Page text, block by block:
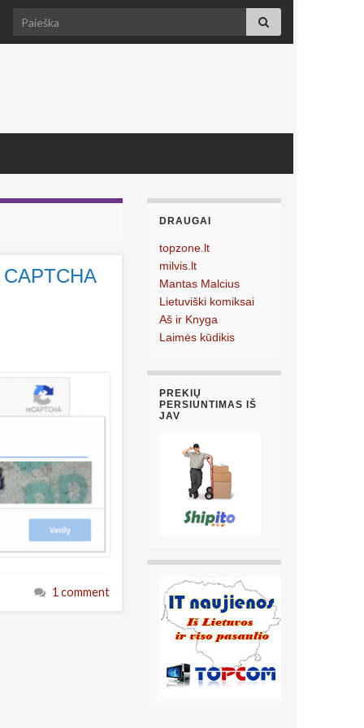
Search for:
1 comment
DRAUGAI
topzone.lt
milvis.lt
Mantas Malcius
Lietuviški komiksai
Aš ir Knyga
Laimės kūdikis
PREKIŲ
PERSIUNTIMAS IŠ
JAV